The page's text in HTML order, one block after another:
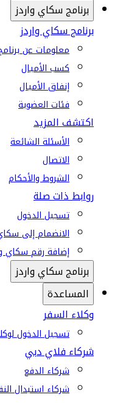
برنامج سكاي واردز
برنامج سكاي واردز
معلومات عن
كسب الأميال
إنفاق الأميال
فئات العضوية
اكتشف المزيد
الأسئلة الشائعة
الاتصال
الشروط والأحكام
روابط ذات صلة
تسجيل الدخول
الانضمام إلى
إضافة رقم سكاي
برنامج سكاي واردز
المساعدة
وكلاء السفر
تسجيل الدخول
شركاء فلاي دبي
شركاء الدفع
شركاء استبدال